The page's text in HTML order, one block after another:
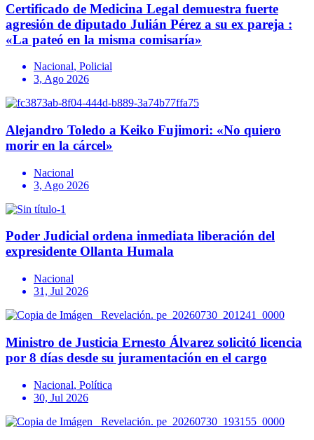
Certificado de Medicina Legal demuestra fuerte
agresión de diputado Julián Pérez a su ex pareja :
«La pateó en la misma comisaría»
Nacional, Policial
3, Ago 2026
Alejandro Toledo a Keiko Fujimori: «No quiero
morir en la cárcel»
Nacional
3, Ago 2026
Poder Judicial ordena inmediata liberación del
expresidente Ollanta Humala
Nacional
31, Jul 2026
Ministro de Justicia Ernesto Álvarez solicitó licencia
por 8 días desde su juramentación en el cargo
Nacional, Política
30, Jul 2026